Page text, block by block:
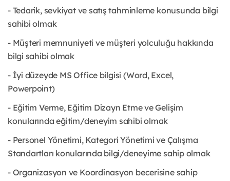
- Tedarik, sevkiyat ve satış tahminleme konusunda bilgi
sahibi olmak
- Müşteri memnuniyeti ve müşteri yolculuğu hakkında
bilgi sahibi olmak
- İyi düzeyde MS Office bilgisi (Word, Excel,
Powerpoint)
- Eğitim Verme, Eğitim Dizayn Etme ve Gelişim
konularında eğitim/deneyim sahibi olmak
- Personel Yönetimi, Kategori Yönetimi ve Çalışma
Standartları konularında bilgi/deneyime sahip olmak
- Organizasyon ve Koordinasyon becerisine sahip